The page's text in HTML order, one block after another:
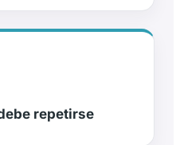
repetirse